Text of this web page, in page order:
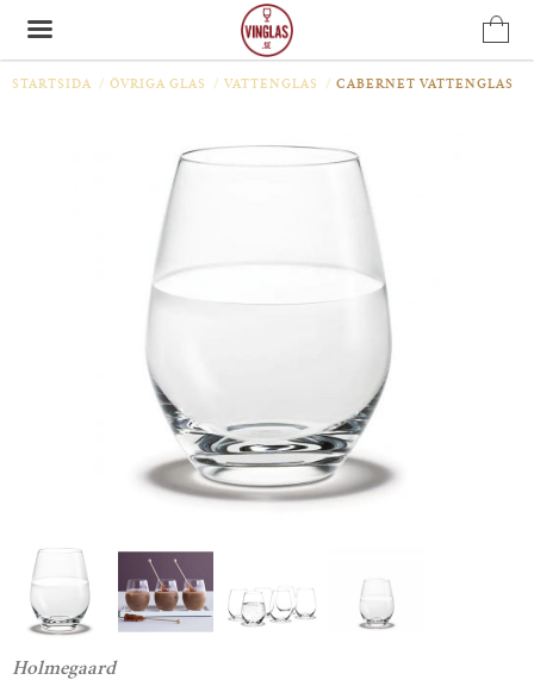
STARTSIDA / ÖVRIGA GLAS / VATTENGLAS / CABERNET VATTENGLAS
Holmegaard